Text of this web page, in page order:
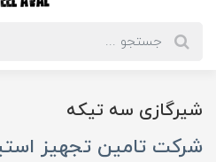
شیرگازی سه تیکه
شرکت تامین تجهیز